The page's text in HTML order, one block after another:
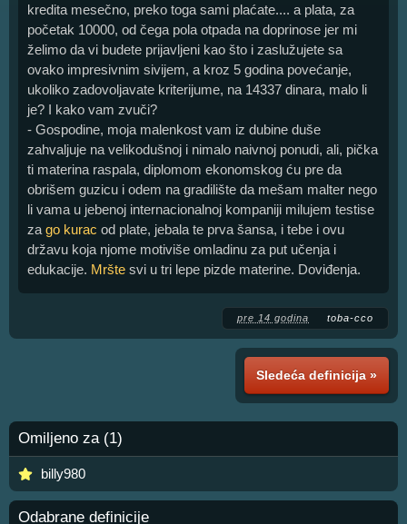
kredita mesečno, preko toga sami plaćate.... a plata, za
početak 10000, od čega pola otpada na doprinose jer mi
želimo da vi budete prijavljeni kao što i zaslužujete sa
ovako impresivnim sivijem, a kroz 5 godina povećanje,
ukoliko zadovoljavate kriterijume, na 14337 dinara, malo li
je? I kako vam zvuči?
- Gospodine, moja malenkost vam iz dubine duše
zahvaljuje na velikodušnoj i nimalo naivnoj ponudi, ali, pička
ti materina raspala, diplomom ekonomskog ću pre da
obrišem guzicu i odem na gradilište da mešam malter nego
li vama u jebenoj internacionalnoj kompaniji milujem testise
za go kurac od plate, jebala te prva šansa, i tebe i ovu
državu koja njome motiviše omladinu za put učenja i
edukacije. Mršte svi u tri lepe pizde materine. Doviđenja.
pre 14 godina toba-cco
Sledeća definicija »
Omiljeno za (1)
billy980
Odabrane definicije